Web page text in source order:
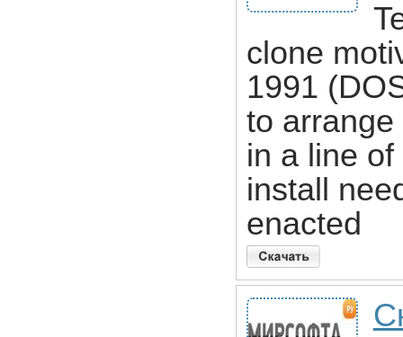
clone
1991
to
in a line
install
enacted